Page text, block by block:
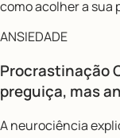
como acolher a sua
ANSIEDADE
Procrastinação
preguiça, mas
A neurociência